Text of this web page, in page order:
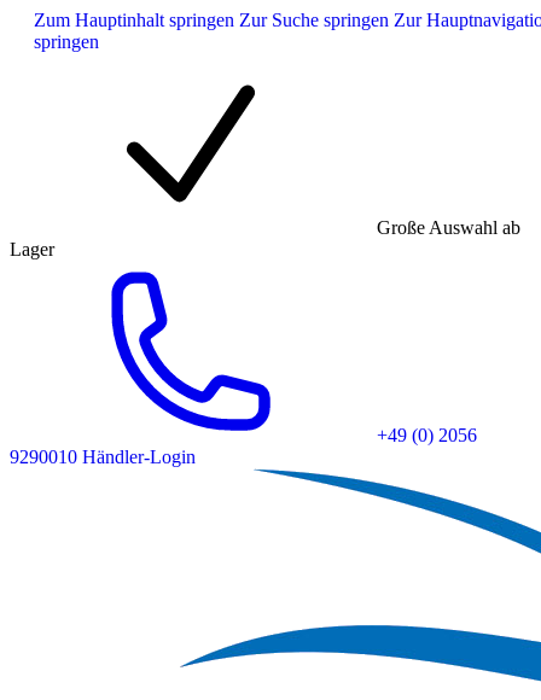
Zum Hauptinhalt springen Zur Suche springen Zur
springen
Große Auswahl ab
Lager
+49 (0) 2056
9290010 Händler-Login